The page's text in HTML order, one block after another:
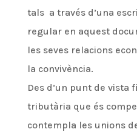
tals a través d’una
regular en aquest
les seves relacions
la convivència.
Des d’un punt de vista
tributària que és
contempla les unions